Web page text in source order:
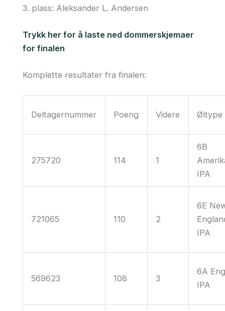
3. plass: Aleksander L. Andersen
Trykk her for å laste ned dommerskjemaer
for finalen
Komplette resultater fra finalen:
Deltagernummer Poeng Videre Øltype
275720 114 1
6B
IPA
721065 110 2
6E
IPA
569623 108 3
6A
IPA